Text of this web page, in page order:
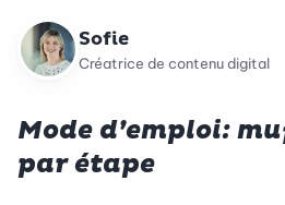
Sofie
Créatrice de contenu digital
Mode d’emploi:
par étape